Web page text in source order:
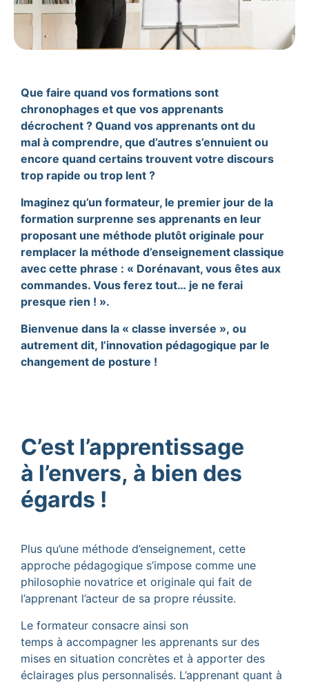
Que faire quand vos formations sont
chronophages et que vos apprenants
décrochent ? Quand vos apprenants ont du
mal à comprendre, que d’autres s’ennuient ou
encore quand certains trouvent votre discours
trop rapide ou trop lent ?
Imaginez qu’un formateur, le premier jour de la
formation surprenne ses apprenants en leur
proposant une méthode plutôt originale pour
remplacer la méthode d’enseignement classique
avec cette phrase : « Dorénavant, vous êtes aux
commandes. Vous ferez tout… je ne ferai
presque rien ! ».
Bienvenue dans la « classe inversée », ou
autrement dit, l’innovation pédagogique par le
changement de posture !
C’est l’apprentissage
à l’envers, à bien des
égards !
Plus qu’une méthode d’enseignement, cette
approche pédagogique s’impose comme une
philosophie novatrice et originale qui fait de
l’apprenant l’acteur de sa propre réussite.
Le formateur consacre ainsi son
temps à accompagner les apprenants sur des
mises en situation concrètes et à apporter des
éclairages plus personnalisés. L’apprenant quant à